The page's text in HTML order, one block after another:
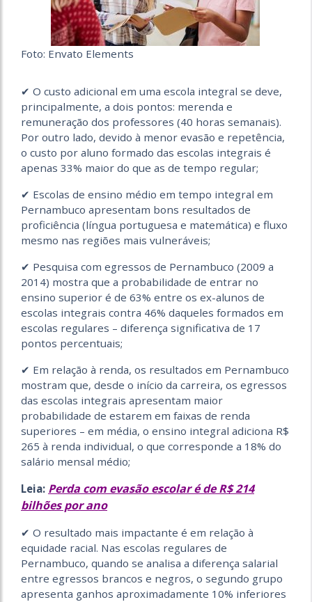
Foto: Envato Elements
✔ O custo adicional em uma escola integral se deve,
principalmente, a dois pontos: merenda e
remuneração dos professores (40 horas semanais).
Por outro lado, devido à menor evasão e repetência,
o custo por aluno formado das escolas integrais é
apenas 33% maior do que as de tempo regular;
✔ Escolas de ensino médio em tempo integral em
Pernambuco apresentam bons resultados de
proficiência (língua portuguesa e matemática) e fluxo
mesmo nas regiões mais vulneráveis;
✔ Pesquisa com egressos de Pernambuco (2009 a
2014) mostra que a probabilidade de entrar no
ensino superior é de 63% entre os ex-alunos de
escolas integrais contra 46% daqueles formados em
escolas regulares – diferença significativa de 17
pontos percentuais;
✔ Em relação à renda, os resultados em Pernambuco
mostram que, desde o início da carreira, os egressos
das escolas integrais apresentam maior
probabilidade de estarem em faixas de renda
superiores – em média, o ensino integral adiciona R$
265 à renda individual, o que corresponde a 18% do
salário mensal médio;
Leia: Perda com evasão escolar é de R$ 214
bilhões por ano
✔ O resultado mais impactante é em relação à
equidade racial. Nas escolas regulares de
Pernambuco, quando se analisa a diferença salarial
entre egressos brancos e negros, o segundo grupo
apresenta ganhos aproximadamente 10% inferiores